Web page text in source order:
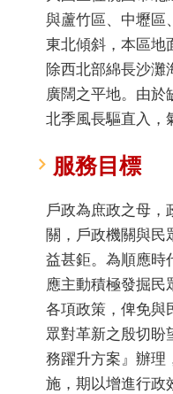
與蘆竹區、中壢區
東北傾斜，本區地
除西北部綿長沙灘
廣闊之平地。由於
北季風長驅直入，
服務目標
戶政為庶政之母，
關，戶政機關與民
益甚鉅。為順應時
應主動積極發掘民
各項政策，俾免與
眾對革新之殷切盼
務躍升方案』辦理
施，期以增進行政